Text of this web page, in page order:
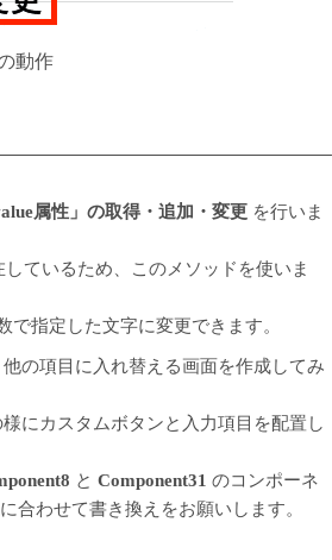
動作
属性」の取得・追加・変更 を行いま
しているため、このメソッドを使いま
指定した文字に変更できます。
の項目に入れ替える画面を作成してみ
にカスタムボタンと入力項目を配置し
と Component31 のコンポーネ
合わせて書き換えをお願いします。